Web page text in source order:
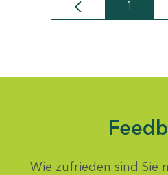
Seite
1
Wie zufrieden sind Sie